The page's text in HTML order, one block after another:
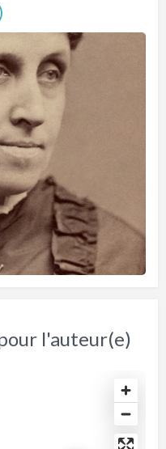
l'auteur(e)